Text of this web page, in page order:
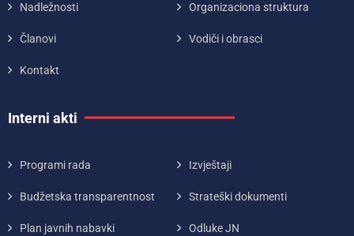
Nadležnosti Organizaciona struktura
Članovi Vodiči i obrasci
Kontakt
Interni akti
Programi rada Izvještaji
Budžetska transparentnost Strateški dokumenti
Plan javnih nabavki Odluke JN